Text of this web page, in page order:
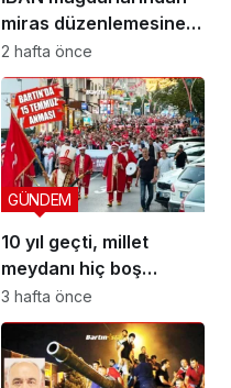
miras düzenlemesine
yeni yargı düzeni
2 hafta önce
10 yıl geçti, millet
meydanı hiç boş
bırakmadı
GÜNDEM
3 hafta önce